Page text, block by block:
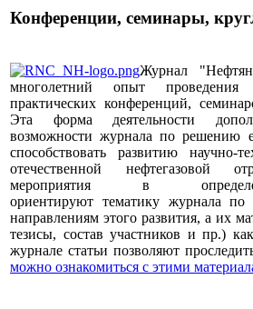
Конференции, семинары,
Журнал
многолетний опыт проведения
практических конференций,
Эта форма деятельности
возможности журнала по решению
способствовать развитию научно-
отечественной нефтегазовой
мероприятия в
ориентируют тематику журнала по
направлениям этого развития, а их
тезисы, состав участников и пр.)
журнале статьи позволяют
можно ознакомиться с этими